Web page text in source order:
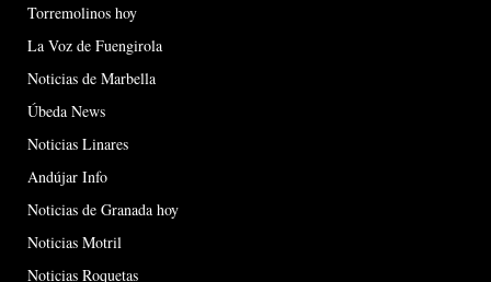
Torremolinos hoy
La Voz de Fuengirola
Noticias de Marbella
Úbeda News
Noticias Linares
Andújar Info
Noticias de Granada hoy
Noticias Motril
Noticias Roquetas